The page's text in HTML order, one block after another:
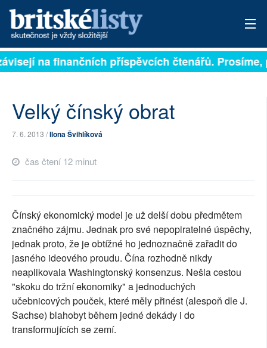
PŘIHLÁSIT
ARCHIV
AUTOŘI
PŘÍSPĚVKY NA PROVOZ
SOCIÁLNÍ SÍTĚ
RUBRIKY
PLNÁ VERZE STRÁNEK
na finančních příspěvcích čtenářů. Prosíme,
Velký čínský obrat
7. 6. 2013 /Ilona Švihlíková
čas čtení 12 minut
Čínský ekonomický model je už delší dobu předmětem
značného zájmu. Jednak pro své nepopiratelné úspěchy,
jednak proto, že je obtížné ho jednoznačně zařadit do
jasného ideového proudu. Čína rozhodně nikdy
neaplikovala Washingtonský konsenzus. Nešla cestou
"skoku do tržní ekonomiky" a jednoduchých
učebnicových pouček, které měly přinést (alespoň dle J.
Sachse) blahobyt během jedné dekády i do
transformujících se zemí.